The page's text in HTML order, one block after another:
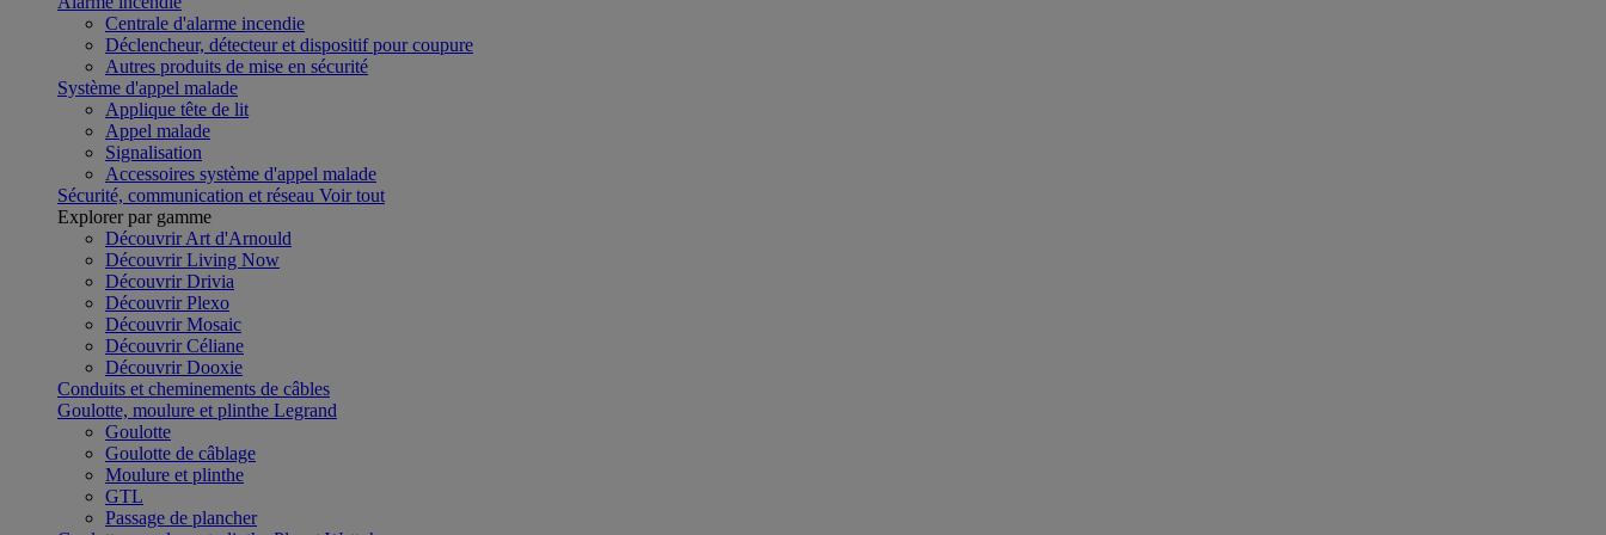
Centrale d'alarme incendie
Déclencheur, détecteur et dispositif pour coupure
Autres produits de mise en sécurité
Système d'appel malade
Applique tête de lit
Appel malade
Signalisation
Accessoires système d'appel malade
Sécurité, communication et réseau Voir tout
Explorer par gamme
Découvrir Art d'Arnould
Découvrir Living Now
Découvrir Drivia
Découvrir Plexo
Découvrir Mosaic
Découvrir Céliane
Découvrir Dooxie
Conduits et cheminements de câbles
Goulotte, moulure et plinthe Legrand
Goulotte
Goulotte de câblage
Moulure et plinthe
GTL
Passage de plancher